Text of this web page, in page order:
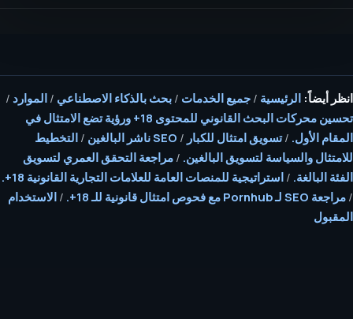
انظر أيضاً: الرئيسية / جميع الخدمات / بحث بالذكاء الاصطناعي / الموارد /
تحسين محركات البحث القانوني للمحتوى 18+ ورؤية تضع الامتثال في
المقام الأول. /تسويق امتثال للكبار / SEO ناشر البالغين / التخطيط
للامتثال والسياسة لتسويق البالغين. / مراجعة التحقق العمري لتسويق
الفئة البالغة. / استراتيجية للمنصات العامة للعلامات التجارية القانونية 18+.
/ مراجعة SEO لـ Pornhub مع فحوص امتثال قانونية للـ 18+. / الاستخدام
المقبول